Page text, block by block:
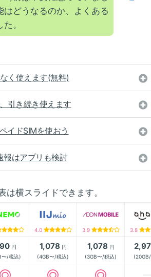
はどうなるのか、よくある
。
く使えます(無料)
引き続き使えます
イドSIMを使おう
報はアプリも検討
は横スライドできます。
4.0 3.9 3.8
円
〜/税込)
1,078 円
(4GB〜/税込)
1,078 円
(3GB〜/税込)